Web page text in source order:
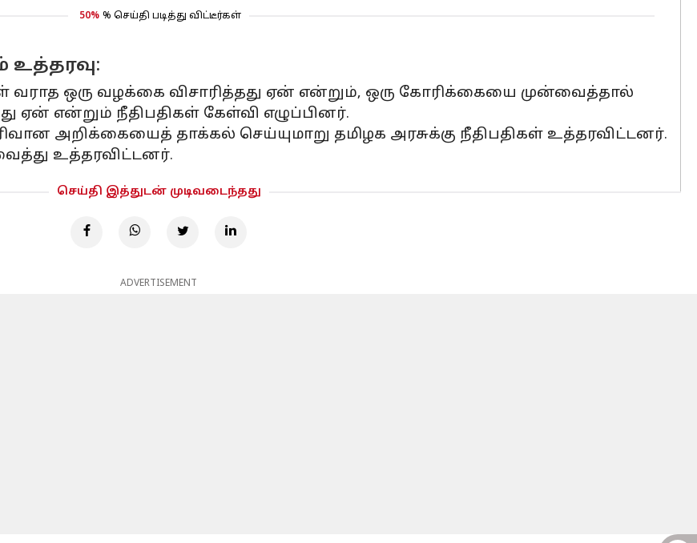
50% % செய்தி படித்து விட்டீர்கள்
உத்தரவு:
ஒரு வழக்கை விசாரித்தது ஏன் என்றும், ஒரு கோரிக்கையை முன்வைத்தால்
ஏன் என்றும் நீதிபதிகள் கேள்வி எழுப்பினர்.
அறிக்கையைத் தாக்கல் செய்யுமாறு தமிழக அரசுக்கு நீதிபதிகள் உத்தரவிட்டனர்.
உத்தரவிட்டனர்.
செய்தி இத்துடன் முடிவடைந்தது
ADVERTISEMENT